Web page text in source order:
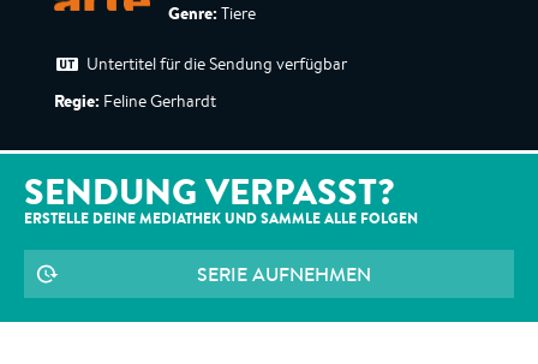
Genre: Tiere
Untertitel für die Sendung verfügbar
Regie: Feline Gerhardt
SENDUNG VERPASST?
ERSTELLE DEINE MEDIATHEK UND SAMMLE ALLE FOLGEN
SERIE AUFNEHMEN